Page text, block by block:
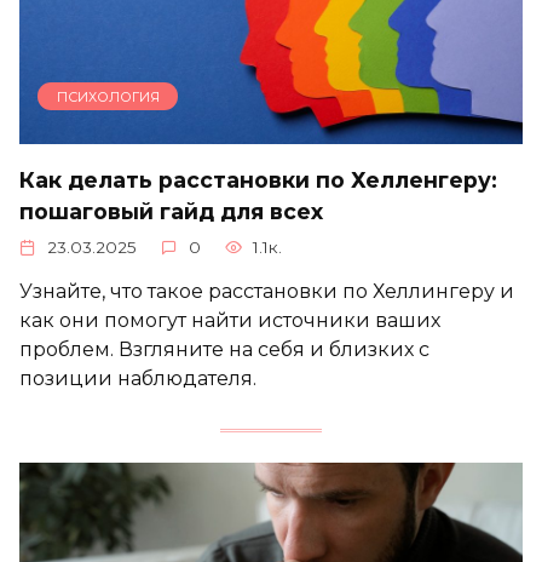
ПСИХОЛОГИЯ
Как делать расстановки по Хелленгеру:
пошаговый гайд для всех
23.03.2025 0 1.1к.
Узнайте, что такое расстановки по Хеллингеру и
как они помогут найти источники ваших
проблем. Взгляните на себя и близких с
позиции наблюдателя.